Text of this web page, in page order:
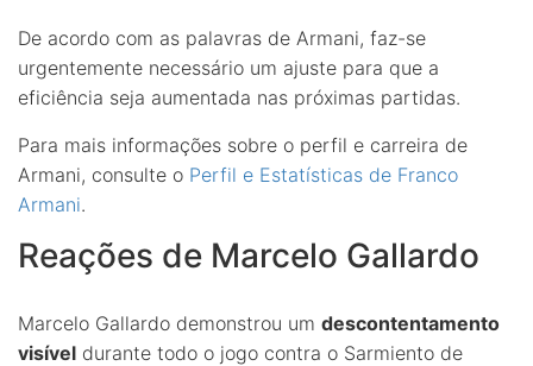
De acordo com as palavras de Armani, faz-se
urgentemente necessário um ajuste para que a
eficiência seja aumentada nas próximas partidas.
Para mais informações sobre o perfil e carreira de
Armani, consulte o Perfil e Estatísticas de Franco
Armani.
Reações de Marcelo Gallardo
Marcelo Gallardo demonstrou um descontentamento
visível durante todo o jogo contra o Sarmiento de